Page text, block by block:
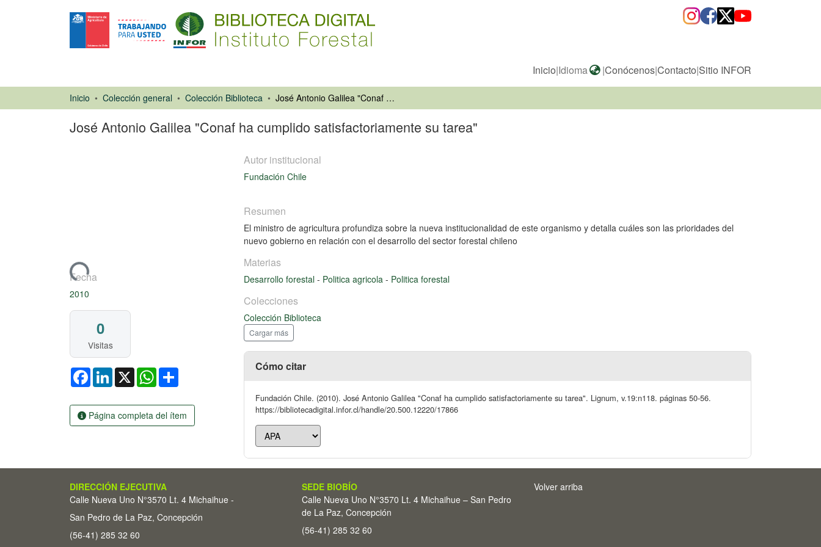
Inicio|Idioma |Conócenos|Contacto|Sitio INFOR
Inicio Colección general Colección Biblioteca José Antonio Galilea "Conaf ha cumplido satisfactoriamente su tarea"
José Antonio Galilea "Conaf ha cumplido satisfactoriamente su tarea"
Cargando...
Fecha
2010
0
Visitas
FacebookLinkedIn
X WhatsApp
Página completa del ítem
Autor institucional
Fundación Chile
Resumen
El ministro de agricultura profundiza sobre la nueva institucionalidad de este organismo y detalla cuáles son las prioridades del
nuevo gobierno en relación con el desarrollo del sector forestal chileno
Materias
Desarrollo forestal - Politica agricola - Politica forestal
Colecciones
Colección Biblioteca
Cargar más
Cómo citar
Fundación Chile. (2010). José Antonio Galilea "Conaf ha cumplido satisfactoriamente su tarea". Lignum, v.19:n118. páginas 50-56.
https://bibliotecadigital.infor.cl/handle/20.500.12220/17866
DIRECCIÓN EJECUTIVA
Calle Nueva Uno N°3570 Lt. 4 Michaihue -
San Pedro de La Paz, Concepción
(56-41) 285 32 60
SEDE BIOBÍO
Calle Nueva Uno N°3570 Lt. 4 Michaihue – San Pedro
de La Paz, Concepción
(56-41) 285 32 60
Volver arriba